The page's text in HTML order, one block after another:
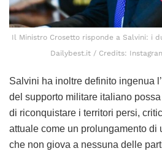
Il Ministro Crosetto risponde a Salvini: i
Dailybest.it / Credits:
Salvini ha inoltre definito ingenua
del supporto militare italiano
di riconquistare i territori persi,
attuale come un prolungamento di
che non giova a nessuna delle